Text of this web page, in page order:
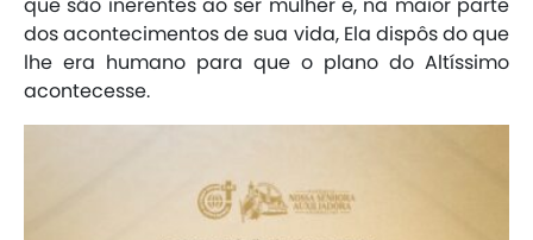
que são inerentes ao ser mulher e, na maior parte
dos acontecimentos de sua vida, Ela dispôs do que
lhe era humano para que o plano do Altíssimo
acontecesse.